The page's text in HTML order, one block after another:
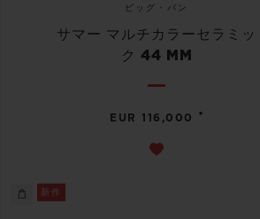
ビッグ・バン
サマー マルチカラーセラミッ
ク 44 MM
EUR 116,000 •
新作